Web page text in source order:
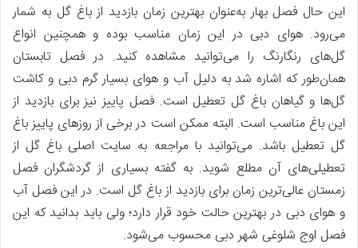
این حال فصل بهار به‌عنوان بهترین زمان بازدید از باغ گل به شمار
می‌رود. هوای دبی در این زمان مناسب بوده و همچنین انواع
گل‌های رنگارنگ را می‌توانید مشاهده کنید. در فصل تابستان
همان‌طور که اشاره شد به دلیل آب و هوای بسیار گرم دبی و کاشت
گل‌ها و گیاهان باغ گل تعطیل است. فصل پاییز نیز برای بازدید از
این باغ مناسب است. البته ممکن است در برخی از روزهای پاییز باغ
گل تعطیل باشد. می‌توانید با مراجعه به سایت اصلی باغ گل از
تعطیلی‌های آن مطلع شوید. به گفته بسیاری از گردشگران فصل
زمستان عالی‌ترین زمان برای بازدید از باغ گل است. در این فصل آب
و هوای دبی در بهترین حالت خود قرار دارد؛ ولی باید بدانید که این
فصل اوج شلوغی شهر دبی محسوب می‌شود.